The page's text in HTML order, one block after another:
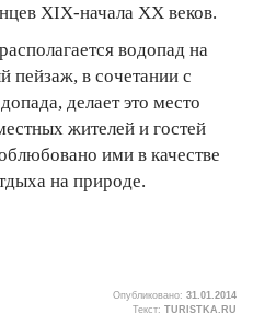
XIX-начала ХХ веков.
водопад на
пейзаж, в сочетании с
делает это место
жителей и гостей
ими в качестве
на природе.
Опубликовано: 31.01.2014
Текст: TURISTKA.RU